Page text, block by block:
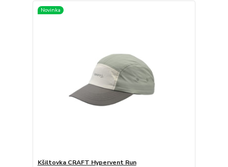
Novinka
Kšiltovka CRAFT Hypervent Run